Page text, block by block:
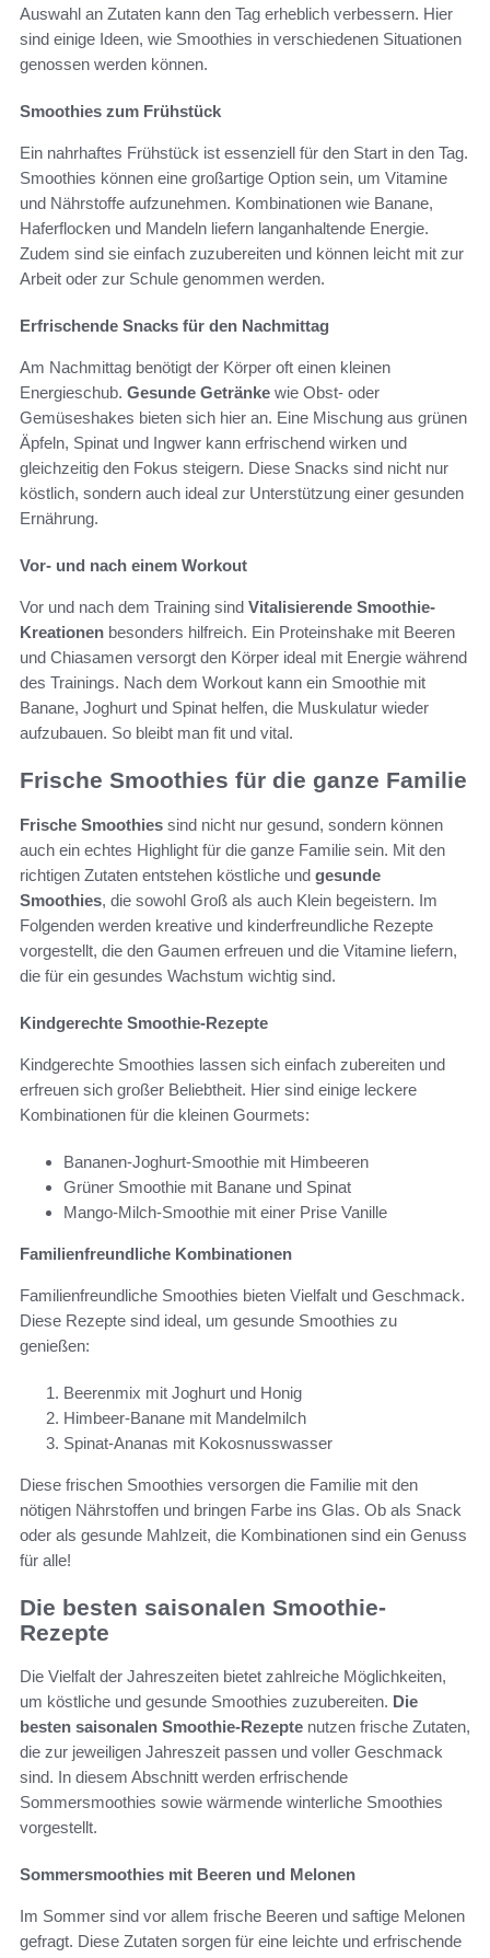
Auswahl an Zutaten kann den Tag erheblich verbessern. Hier
sind einige Ideen, wie Smoothies in verschiedenen Situationen
genossen werden können.
Smoothies zum Frühstück
Ein nahrhaftes Frühstück ist essenziell für den Start in den Tag.
Smoothies können eine großartige Option sein, um Vitamine
und Nährstoffe aufzunehmen. Kombinationen wie Banane,
Haferflocken und Mandeln liefern langanhaltende Energie.
Zudem sind sie einfach zuzubereiten und können leicht mit zur
Arbeit oder zur Schule genommen werden.
Erfrischende Snacks für den Nachmittag
Am Nachmittag benötigt der Körper oft einen kleinen
Energieschub. Gesunde Getränke wie Obst- oder
Gemüseshakes bieten sich hier an. Eine Mischung aus grünen
Äpfeln, Spinat und Ingwer kann erfrischend wirken und
gleichzeitig den Fokus steigern. Diese Snacks sind nicht nur
köstlich, sondern auch ideal zur Unterstützung einer gesunden
Ernährung.
Vor- und nach einem Workout
Vor und nach dem Training sind Vitalisierende Smoothie-
Kreationen besonders hilfreich. Ein Proteinshake mit Beeren
und Chiasamen versorgt den Körper ideal mit Energie während
des Trainings. Nach dem Workout kann ein Smoothie mit
Banane, Joghurt und Spinat helfen, die Muskulatur wieder
aufzubauen. So bleibt man fit und vital.
Frische Smoothies für die ganze Familie
Frische Smoothies sind nicht nur gesund, sondern können
auch ein echtes Highlight für die ganze Familie sein. Mit den
richtigen Zutaten entstehen köstliche und gesunde
Smoothies, die sowohl Groß als auch Klein begeistern. Im
Folgenden werden kreative und kinderfreundliche Rezepte
vorgestellt, die den Gaumen erfreuen und die Vitamine liefern,
die für ein gesundes Wachstum wichtig sind.
Kindgerechte Smoothie-Rezepte
Kindgerechte Smoothies lassen sich einfach zubereiten und
erfreuen sich großer Beliebtheit. Hier sind einige leckere
Kombinationen für die kleinen Gourmets:
Bananen-Joghurt-Smoothie mit Himbeeren
Grüner Smoothie mit Banane und Spinat
Mango-Milch-Smoothie mit einer Prise Vanille
Familienfreundliche Kombinationen
Familienfreundliche Smoothies bieten Vielfalt und Geschmack.
Diese Rezepte sind ideal, um gesunde Smoothies zu
genießen:
Beerenmix mit Joghurt und Honig
Himbeer-Banane mit Mandelmilch
Spinat-Ananas mit Kokosnusswasser
Diese frischen Smoothies versorgen die Familie mit den
nötigen Nährstoffen und bringen Farbe ins Glas. Ob als Snack
oder als gesunde Mahlzeit, die Kombinationen sind ein Genuss
für alle!
Die besten saisonalen Smoothie-
Rezepte
Die Vielfalt der Jahreszeiten bietet zahlreiche Möglichkeiten,
um köstliche und gesunde Smoothies zuzubereiten. Die
besten saisonalen Smoothie-Rezepte nutzen frische Zutaten,
die zur jeweiligen Jahreszeit passen und voller Geschmack
sind. In diesem Abschnitt werden erfrischende
Sommersmoothies sowie wärmende winterliche Smoothies
vorgestellt.
Sommersmoothies mit Beeren und Melonen
Im Sommer sind vor allem frische Beeren und saftige Melonen
gefragt. Diese Zutaten sorgen für eine leichte und erfrischende